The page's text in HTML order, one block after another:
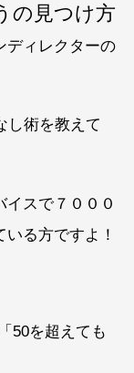
の見つけ方
ディレクターの
し術を教えて
スで７０００
る方ですよ！
50を超えても